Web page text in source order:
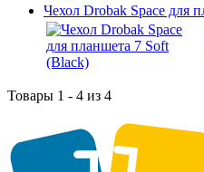
Чехол Drobak Space для
Товары 1 - 4 из 4